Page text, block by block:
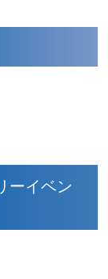
ーイベン